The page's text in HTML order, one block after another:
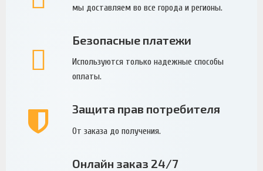
мы доставляем во все города и регионы.
Безопасные платежи
Используются только надежные способы
оплаты.
Защита прав потребителя
От заказа до получения.
Онлайн заказ 24/7